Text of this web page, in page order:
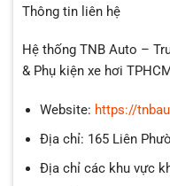
Thông tin liên hệ
Hệ thống TNB Auto –
& Phụ kiện xe hơi
Website: https://
Địa chỉ: 165 Liên
Địa chỉ các khu vực